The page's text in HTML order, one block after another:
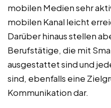
mobilen Medien sehr
mobilen Kanal leicht
Darüber hinaus stellen
Berufstätige, die mit
ausgestattet sind und
sind, ebenfalls eine
Kommunikation dar.